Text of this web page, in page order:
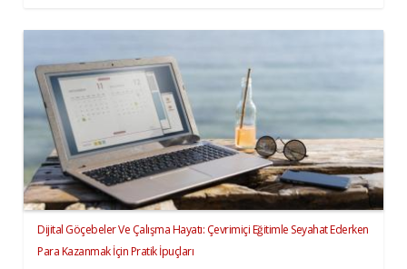
Dijital Göçebeler Ve Çalışma Hayatı: Çevrimiçi Eğitimle Seyahat Ederken
Para Kazanmak İçin Pratik İpuçları